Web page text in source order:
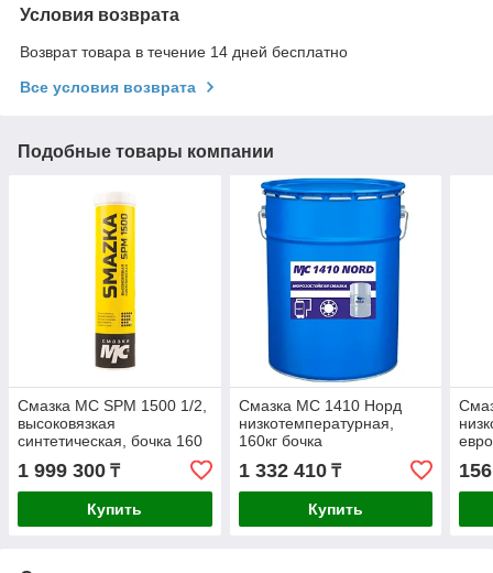
Условия возврата
Возврат товара в течение 14 дней бесплатно
Все условия возврата
Подобные товары компании
Смазка МС SPM 1500 1/2,
высоковязкая
синтетическая, бочка 160
1 999 300 ₸
Купить
Смазка МС 1410 Норд
низкотемпературная,
160кг бочка
1 332 410₸
Купить